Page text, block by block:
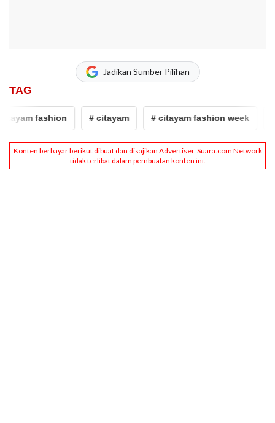
Jadikan Sumber Pilihan
TAG
fashion # citayam # citayam fashion week